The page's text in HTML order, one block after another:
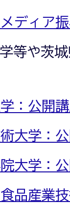
ディア
等や茨
：公開
大学：
大学：
品産業